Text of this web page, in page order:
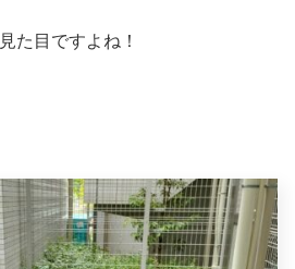
た目ですよね！